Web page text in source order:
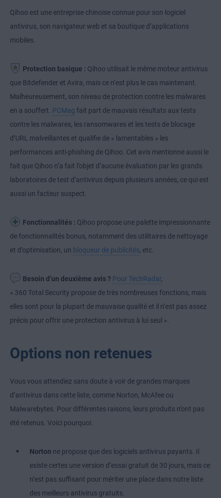
Qihoo est une entreprise chinoise connue pour son logiciel
antivirus, son navigateur web et sa boutique d’applications
mobiles.
Protection basique : Qihoo utilisait le même moteur antivirus
que Bitdefender et Avira, mais ce n’est plus le cas maintenant.
Malheureusement, son niveau de protection contre les malwares
en a souffert. PCMag fait part de mauvais résultats aux tests
contre les malwares, les ransomwares et les tests de blocage
d’URL malveillantes et qualifie de « lamentables » les
performances anti-phishing de Qihoo. Cet avis mentionne aussi le
fait que Qihoo n’a fait l’objet d’aucune évaluation par les grands
laboratoires de test d’antivirus depuis plusieurs années, ce qui est
aussi un facteur suspect.
Fonctionnalités : Qihoo propose une palette impressionnante
de fonctionnalités bonus, notamment des utilitaires de nettoyage
et d’optimisation, un bloqueur de publicités, etc.
Besoin d’un deuxième avis ? Pour TechRadar,
« 360 Total Security propose de très nombreuses fonctions, mais
elles sont pour la plupart de mauvaise qualité et il n’est pas assez
précis pour offrir une protection antivirus à lui seul ».
Options non retenues
Vous vous attendiez sans doute à voir de grandes marques
d’antivirus dans cette liste, comme Norton, McAfee ou
Malwarebytes. Pour différentes raisons, leurs produits n’ont pas
été retenus. Voici pourquoi.
Norton ne propose que des logiciels antivirus payants. Il
existe certes une version d’essai gratuit de 30 jours, mais ce
n’est pas suffisant pour mériter une place dans notre liste
des meilleurs antivirus gratuits.